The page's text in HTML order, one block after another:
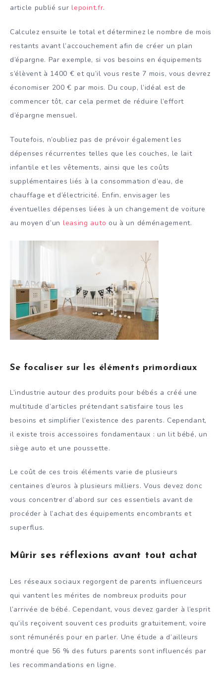
article publié surlepoint.fr.
Calculez ensuite le total et déterminez le nombre de mois
restants avant l’accouchement afin de créer un plan
d’épargne. Par exemple, si vos besoins en équipements
s’élèvent à 1400 € et qu’il vous reste 7 mois, vous devrez
économiser 200 € par mois. Du coup, l’idéal est de
commencer tôt, car cela permet de réduire l’effort
d’épargne mensuel.
Toutefois, n’oubliez pas de prévoir également les
dépenses récurrentes telles que les couches, le lait
infantile et les vêtements, ainsi que les coûts
supplémentaires liés à la consommation d’eau, de
chauffage et d’électricité. Enfin, envisager les
éventuelles dépenses liées à un changement de voiture
au moyen d’un leasing auto ou à un déménagement.
Se focaliser sur les éléments primordiaux
L’industrie autour des produits pour bébés a créé une
multitude d’articles prétendant satisfaire tous les
besoins et simplifier l’existence des parents. Cependant,
il existe trois accessoires fondamentaux : un lit bébé, un
siège auto et une poussette.
Le coût de ces trois éléments varie de plusieurs
centaines d’euros à plusieurs milliers. Vous devez donc
vous concentrer d’abord sur ces essentiels avant de
procéder à l’achat des équipements encombrants et
superflus.
Mûrir ses réflexions avant tout achat
Les réseaux sociaux regorgent de parents influenceurs
qui vantent les mérites de nombreux produits pour
l’arrivée de bébé. Cependant, vous devez garder à l’esprit
qu’ils reçoivent souvent ces produits gratuitement, voire
sont rémunérés pour en parler. Une étude a d’ailleurs
montré que 56 % des futurs parents sont influencés par
les recommandations en ligne.